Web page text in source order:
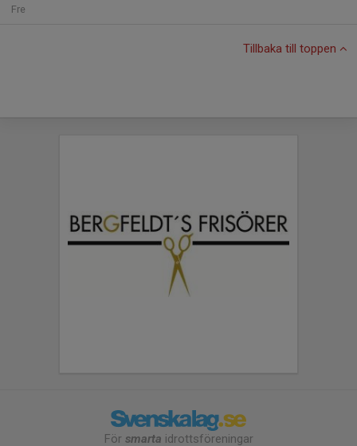
Fre
Tillbaka till toppen
För smarta idrottsföreningar